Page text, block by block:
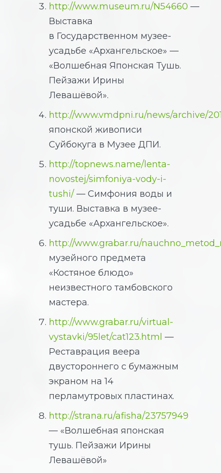
http://www.museum.ru/N54660 —
Выставка
в Государственном музее-
усадьбе «Архангельское» —
«Волшебная Японская Тушь.
Пейзажи Ирины
Левашёвой».
http://www.vmdpni.ru/news/archive/
японской живописи
Суйбокуга в Музее ДПИ.
http://topnews.name/lenta-
novostej/simfoniya-vody-i-
tushi/ — Симфония воды и
туши. Выставка в музее-
усадьбе «Архангельское».
http://www.grabar.ru/
музейного предмета
«Костяное блюдо»
неизвестного тамбовского
мастера.
http://www.grabar.ru/virtual-
vystavki/95let/cat123.html —
Реставрация веера
двустороннего с бумажным
экраном на 14
перламутровых пластинах.
http://strana.ru/afisha/23757949
— «Волшебная японская
тушь. Пейзажи Ирины
Левашёвой»